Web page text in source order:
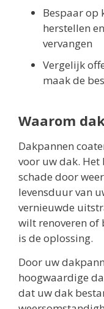
Bespaar op
herstellen
vervangen
Vergelijk
maak de
Waarom
Dakpannen
voor uw dak. Het
schade door
levensduur van
vernieuwde
wilt renoveren of
is de oplossing.
Door uw
hoogwaardige
dat uw dak